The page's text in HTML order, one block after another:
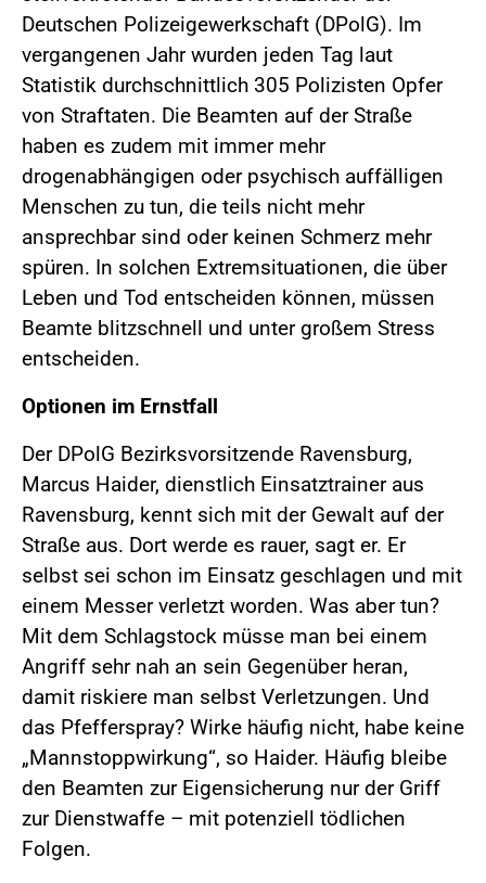
Deutschen Polizeigewerkschaft (DPolG). Im
vergangenen Jahr wurden jeden Tag laut
Statistik durchschnittlich 305 Polizisten Opfer
von Straftaten. Die Beamten auf der Straße
haben es zudem mit immer mehr
drogenabhängigen oder psychisch auffälligen
Menschen zu tun, die teils nicht mehr
ansprechbar sind oder keinen Schmerz mehr
spüren. In solchen Extremsituationen, die über
Leben und Tod entscheiden können, müssen
Beamte blitzschnell und unter großem Stress
entscheiden.
Optionen im Ernstfall
Der DPolG Bezirksvorsitzende Ravensburg,
Marcus Haider, dienstlich Einsatztrainer aus
Ravensburg, kennt sich mit der Gewalt auf der
Straße aus. Dort werde es rauer, sagt er. Er
selbst sei schon im Einsatz geschlagen und mit
einem Messer verletzt worden. Was aber tun?
Mit dem Schlagstock müsse man bei einem
Angriff sehr nah an sein Gegenüber heran,
damit riskiere man selbst Verletzungen. Und
das Pfefferspray? Wirke häufig nicht, habe keine
„Mannstoppwirkung“, so Haider. Häufig bleibe
den Beamten zur Eigensicherung nur der Griff
zur Dienstwaffe – mit potenziell tödlichen
Folgen.